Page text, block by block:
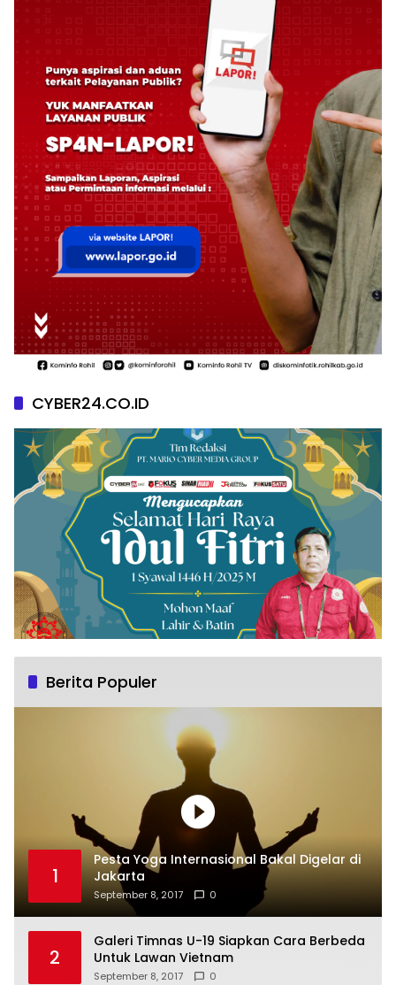
CYBER24.CO.ID
Berita Populer
1
Pesta Yoga Internasional Bakal Digelar di
Jakarta
September 8, 2017 0
2
Galeri Timnas U-19 Siapkan Cara Berbeda
Untuk Lawan Vietnam
September 8, 2017 0